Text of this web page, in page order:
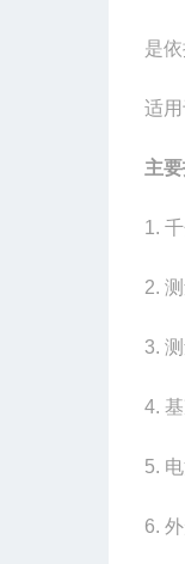
是
适
主
1.
2.
3.
4.
5.
6.